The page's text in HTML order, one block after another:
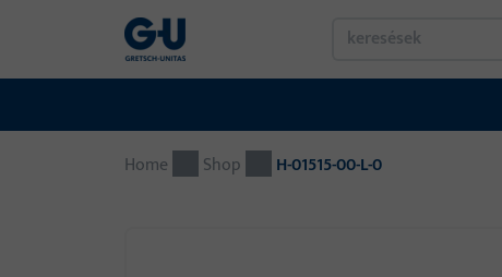
Home Shop H-01515-00-L-0